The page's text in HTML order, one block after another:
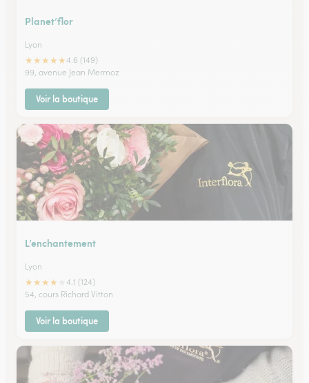
Planet’flor
Lyon
★★★★★4.6 (149)
99, avenue Jean Mermoz
Voir la boutique
L’enchantement
Lyon
★★★★
4.1 (124)
54, cours Richard Vitton
Voir la boutique